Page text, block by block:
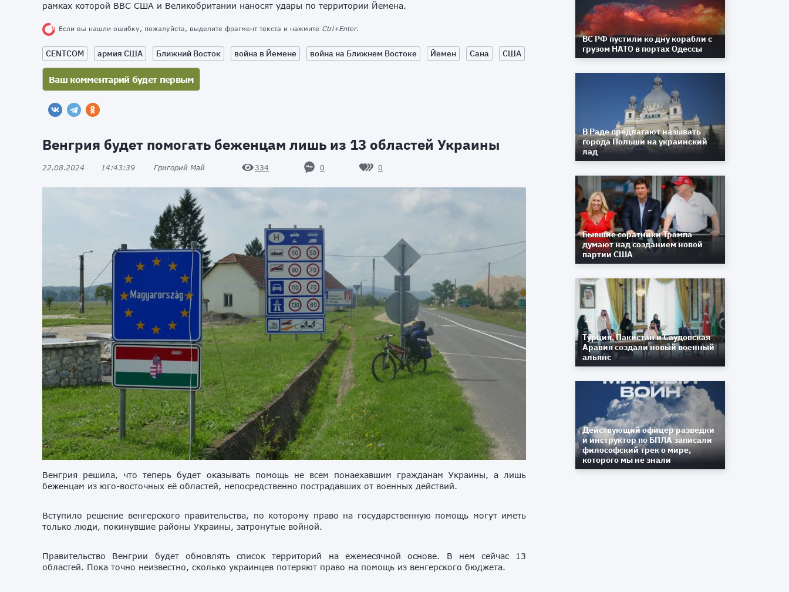
рамках которой ВВС США и Великобритании наносят удары по территории Йемена.
Если вы нашли ошибку, пожалуйста, выделите фрагмент текста и нажмите Ctrl+Enter.
CENTCOM армия США Ближний Восток война в Йемене война на Ближнем Востоке Йемен Сана США
Венгрия будет помогать беженцам лишь из 13 областей Украины
22.08.2024 14:43:39 Григорий Май 334 0 0
Венгрия решила, что теперь будет оказывать помощь не всем понаехавшим гражданам Украины, а лишь
беженцам из юго-восточных её областей, непосредственно пострадавших от военных действий.
Вступило решение венгерского правительства, по которому право на государственную помощь могут иметь
только люди, покинувшие районы Украины, затронутые войной.
Правительство Венгрии будет обновлять список территорий на ежемесячной основе. В нем сейчас 13
областей. Пока точно неизвестно, сколько украинцев потеряют право на помощь из венгерского бюджета.
ВС РФ пустили ко дну корабли с
грузом НАТО в портах Одессы
В Раде предлагают называть
города Польши на украинский
лад
Бывшие соратники Трампа
думают над созданием новой
партии США
Турция, Пакистан и Саудовская
Аравия создали новый военный
альянс
Действующий офицер разведки
и инструктор по БПЛА записали
философский трек о мире,
которого мы не знали